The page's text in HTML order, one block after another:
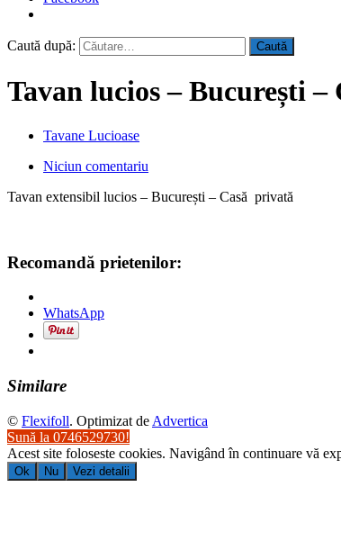
Caută după:
Tavan lucios – București –
Tavane Lucioase
Niciun comentariu
Tavan extensibil lucios – București – Casă privată
Recomandă prietenilor:
WhatsApp
Similare
© Flexifoll. Optimizat de Advertica
Sună la 0746529730!
Acest site foloseste cookies. Navigând în continuare vă
Ok Nu Vezi detalii